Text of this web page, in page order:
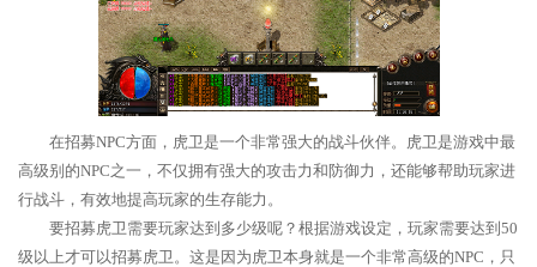
在招募NPC方面，虎卫是一个非常强大的战斗伙伴。虎卫是游戏中最
高级别的NPC之一，不仅拥有强大的攻击力和防御力，还能够帮助玩家进
行战斗，有效地提高玩家的生存能力。
要招募虎卫需要玩家达到多少级呢？根据游戏设定，玩家需要达到50
级以上才可以招募虎卫。这是因为虎卫本身就是一个非常高级的NPC，只